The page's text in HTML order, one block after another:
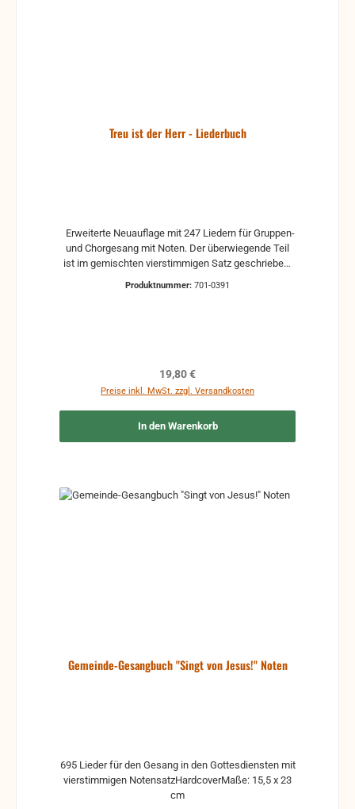
Treu ist der Herr - Liederbuch
und Chorgesang mit Noten. Der überwiegende Teil
ist im gemischten vierstimmigen Satz geschrieben,
Produktnummer: 701-0391
Regulärer Preis:
19,80 €
Preise inkl. MwSt. zzgl. Versandkosten
In den Warenkorb
Gemeinde-Gesangbuch "Singt von Jesus!" Noten
695 Lieder für den Gesang in den Gottesdiensten mit
vierstimmigen NotensatzHardcoverMaße: 15,5 x 23
cm